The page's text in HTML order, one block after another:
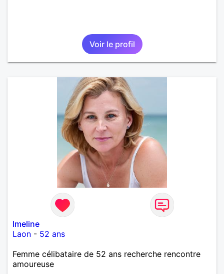
Voir le profil
Imeline
Laon - 52 ans
Femme célibataire de 52 ans recherche rencontre
amoureuse